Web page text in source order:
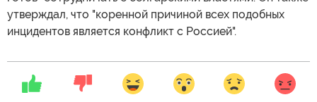
утверждал, что "коренной причиной всех подобных
инцидентов является конфликт с Россией".